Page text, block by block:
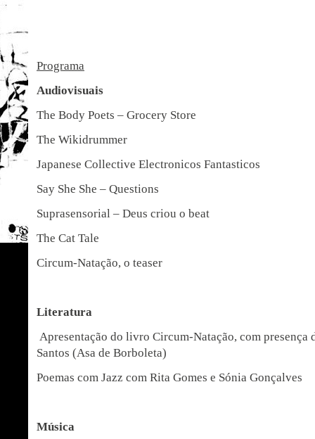
Programa
Audiovisuais
The Body Poets – Grocery Store
The Wikidrummer
Japanese Collective Electronicos Fantasticos
Say She She – Questions
Suprasensorial – Deus criou o beat
The Cat Tale
Circum-Natação, o teaser
Literatura
Apresentação do livro Circum-Natação, com presença
Santos (Asa de Borboleta)
Poemas com Jazz com Rita Gomes e Sónia Gonçalves
Música